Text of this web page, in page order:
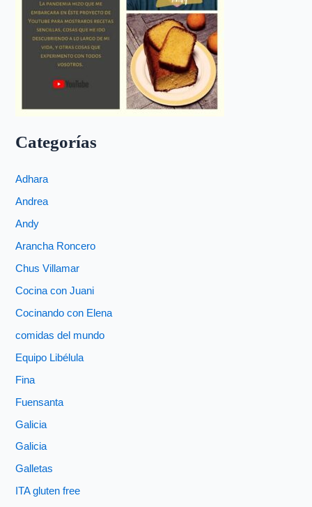
Categorías
Adhara
Andrea
Andy
Arancha Roncero
Chus Villamar
Cocina con Juani
Cocinando con Elena
comidas del mundo
Equipo Libélula
Fina
Fuensanta
Galicia
Galicia
Galletas
ITA gluten free